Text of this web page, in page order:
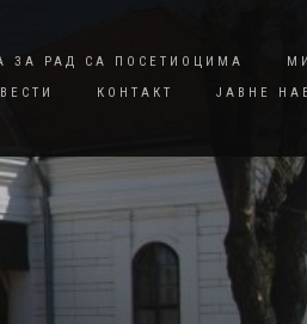
ЗА РАД СА ПОСЕТИОЦИМА
КОНТАКТ ЈАВНЕ